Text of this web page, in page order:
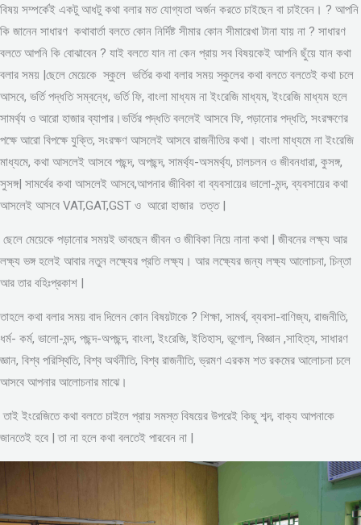
বিষয় সম্পর্কেই একটু আধটু কথা বলার মত যোগ্যতা অর্জন করতে চাইছেন বা চাইবেন। ? আপনি
কি জানেন সাধারণ কথাবার্তা বলতে কোন নির্দিষ্ট সীমার কোন সীমারেখা টানা যায় না ? সাধারণ
বলতে আপনি কি বোঝাবেন ? যাই বলতে যান না কেন প্রায় সব বিষয়কেই আপনি ছুঁয়ে যান কথা
বলার সময় |ছেলে মেয়েকে স্কুলে ভর্তির কথা বলার সময় স্কুলের কথা বলতে বলতেই কথা চলে
আসবে, ভর্তি পদ্ধতি সম্বন্ধে, ভর্তি ফি, বাংলা মাধ্যম না ইংরেজি মাধ্যম, ইংরেজি মাধ্যম হলে
সামর্থ্য ও আরো হাজার ব্যাপার।ভর্তির পদ্ধতি বললেই আসবে ফি, পড়ানোর পদ্ধতি, সংরক্ষণের
পক্ষে আরো বিপক্ষে যুক্তি, সংরক্ষণ আসলেই আসবে রাজনীতির কথা। বাংলা মাধ্যমে না ইংরেজি
মাধ্যমে, কথা আসলেই আসবে পছন্দ, অপছন্দ, সামর্থ্য-অসমর্থ্য, চালচলন ও জীবনধারা, কুসঙ্গ,
সুসঙ্গ| সামর্থের কথা আসলেই আসবে,আপনার জীবিকা বা ব্যবসায়ের ভালো-মন্দ, ব্যবসায়ের কথা
আসলেই আসবে VAT,GAT,GST ও আরো হাজার তত্ত |
ছেলে মেয়েকে পড়ানোর সময়ই ভাবছেন জীবন ও জীবিকা নিয়ে নানা কথা | জীবনের লক্ষ্য আর
লক্ষ্য ভঙ্গ হলেই আবার নতুন লক্ষ্যের প্রতি লক্ষ্য। আর লক্ষ্যের জন্য লক্ষ্য আলোচনা, চিন্তা
আর তার বহিঃপ্রকাশ |
তাহলে কথা বলার সময় বাদ দিলেন কোন বিষয়টাকে ? শিক্ষা, সামর্থ, ব্যবসা-বাণিজ্য, রাজনীতি,
ধর্ম- কর্ম, ভালো-মন্দ, পছন্দ-অপছন্দ, বাংলা, ইংরেজি, ইতিহাস, ভূগোল, বিজ্ঞান ,সাহিত্য, সাধারণ
জ্ঞান, বিশ্ব পরিস্থিতি, বিশ্ব অর্থনীতি, বিশ্ব রাজনীতি, ভ্রমণ এরকম শত রকমের আলোচনা চলে
আসবে আপনার আলোচনার মাঝে।
তাই ইংরেজিতে কথা বলতে চাইলে প্রায় সমস্ত বিষয়ের উপরেই কিছু শব্দ, বাক্য আপনাকে
জানতেই হবে | তা না হলে কথা বলতেই পারবেন না |